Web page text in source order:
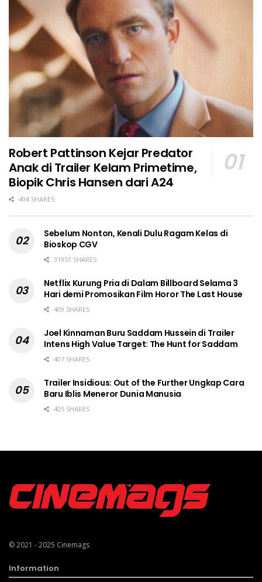
Robert Pattinson Kejar Predator
Anak di Trailer Kelam Primetime,
Biopik Chris Hansen dari A24
404 SHARES
Sebelum Nonton, Kenali Dulu Ragam Kelas di
Bioskop CGV
31951 SHARES
Netflix Kurung Pria di Dalam Billboard Selama 3
Hari demi Promosikan Film Horor The Last House
409 SHARES
Joel Kinnaman Buru Saddam Hussein di Trailer
Intens High Value Target: The Hunt for Saddam
407 SHARES
Trailer Insidious: Out of the Further Ungkap Cara
Baru Iblis Meneror Dunia Manusia
405 SHARES
© 2021 - 2025 Cinemags
Information